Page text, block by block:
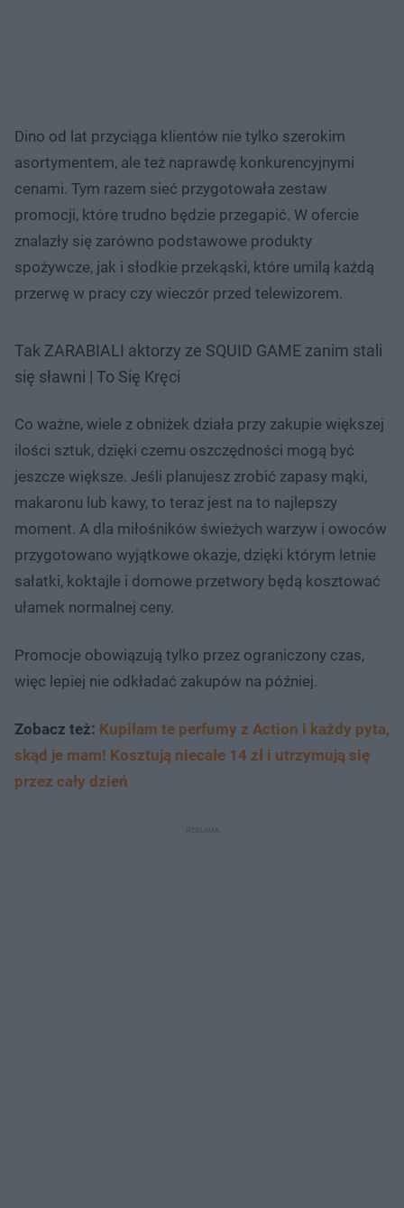
Dino od lat przyciąga klientów nie tylko szerokim
asortymentem, ale też naprawdę konkurencyjnymi
cenami. Tym razem sieć przygotowała zestaw
promocji, które trudno będzie przegapić. W ofercie
znalazły się zarówno podstawowe produkty
spożywcze, jak i słodkie przekąski, które umilą każdą
przerwę w pracy czy wieczór przed telewizorem.
Tak ZARABIALI aktorzy ze SQUID GAME zanim stali
się sławni | To Się Kręci
Co ważne, wiele z obniżek działa przy zakupie większej
ilości sztuk, dzięki czemu oszczędności mogą być
jeszcze większe. Jeśli planujesz zrobić zapasy mąki,
makaronu lub kawy, to teraz jest na to najlepszy
moment. A dla miłośników świeżych warzyw i owoców
przygotowano wyjątkowe okazje, dzięki którym letnie
sałatki, koktajle i domowe przetwory będą kosztować
ułamek normalnej ceny.
Promocje obowiązują tylko przez ograniczony czas,
więc lepiej nie odkładać zakupów na później.
Zobacz też: Kupiłam te perfumy z Action i każdy pyta,
skąd je mam! Kosztują niecałe 14 zł i utrzymują się
przez cały dzień